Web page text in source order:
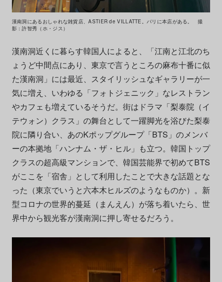
漢南洞にあるおしゃれな雑貨店、ASTIER de VILLATTE。パリに本店がある。 撮
影：許智秀（ホ・ジス）
漢南洞近くに暮らす韓国人によると、「江南と江北のち
ょうど中間点にあり、東京で言うところの麻布十番に似
た漢南洞」には最近、スタイリッシュなギャラリーが一
気に増え、いわゆる「フォトジェニック」なレストラン
やカフェも増えているそうだ。街はドラマ「梨泰院（イ
テウォン）クラス」の舞台として一躍脚光を浴びた梨泰
院に隣り合い、あのKポップグループ「BTS」のメンバ
ーの本拠地「ハンナム・ザ・ヒル」も立つ。韓国トップ
クラスの超高級マンションで、韓国芸能界で初めてBTS
がここを「宿舎」として利用したことで大きな話題とな
った（東京でいうと六本木ヒルズのようなものか）。新
型コロナの世界的蔓延（まんえん）が落ち着いたら、世
界中から観光客が漢南洞に押し寄せるだろう。